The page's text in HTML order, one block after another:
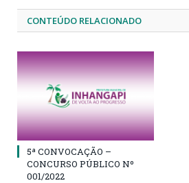
CONTEÚDO RELACIONADO
5ª CONVOCAÇÃO –
CONCURSO PÚBLICO Nº
001/2022